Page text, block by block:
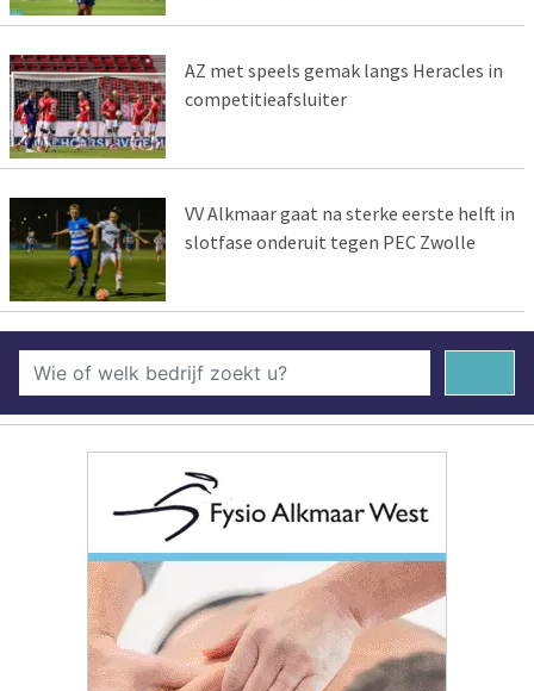
AZ met speels gemak langs Heracles in
competitieafsluiter
VV Alkmaar gaat na sterke eerste helft in
slotfase onderuit tegen PEC Zwolle